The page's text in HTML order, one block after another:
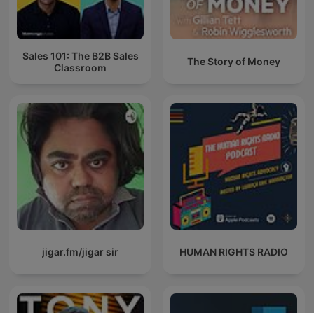
Sales 101: The B2B Sales
Classroom
The Story of Money
jigar.fm/jigar sir HUMAN RIGHTS RADIO